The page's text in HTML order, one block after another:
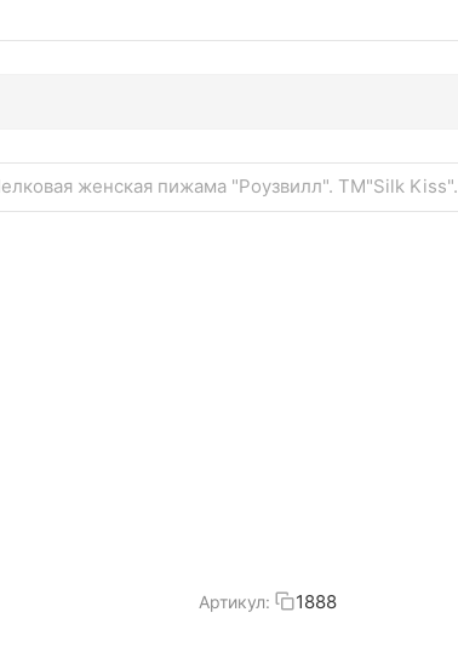
женская пижама "Роузвилл". TM"Silk
Артикул: 1888